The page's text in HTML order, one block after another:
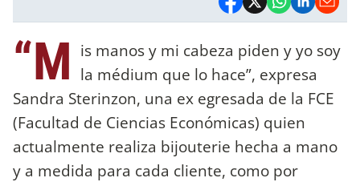
“M is manos y mi cabeza piden y yo soy
la médium que lo hace”, expresa
Sandra Sterinzon, una ex egresada de la FCE
(Facultad de Ciencias Económicas) quien
actualmente realiza bijouterie hecha a mano
y a medida para cada cliente, como por